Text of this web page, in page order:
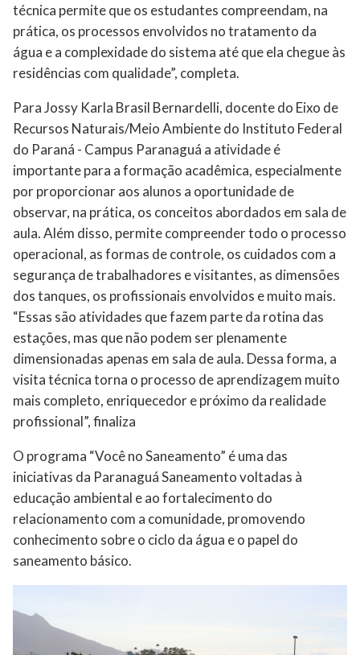
técnica permite que os estudantes compreendam, na
prática, os processos envolvidos no tratamento da
água e a complexidade do sistema até que ela chegue às
residências com qualidade”, completa.
Para Jossy Karla Brasil Bernardelli, docente do Eixo de
Recursos Naturais/Meio Ambiente do Instituto Federal
do Paraná - Campus Paranaguá a atividade é
importante para a formação acadêmica, especialmente
por proporcionar aos alunos a oportunidade de
observar, na prática, os conceitos abordados em sala de
aula. Além disso, permite compreender todo o processo
operacional, as formas de controle, os cuidados com a
segurança de trabalhadores e visitantes, as dimensões
dos tanques, os profissionais envolvidos e muito mais.
“Essas são atividades que fazem parte da rotina das
estações, mas que não podem ser plenamente
dimensionadas apenas em sala de aula. Dessa forma, a
visita técnica torna o processo de aprendizagem muito
mais completo, enriquecedor e próximo da realidade
profissional”, finaliza
O programa “Você no Saneamento” é uma das
iniciativas da Paranaguá Saneamento voltadas à
educação ambiental e ao fortalecimento do
relacionamento com a comunidade, promovendo
conhecimento sobre o ciclo da água e o papel do
saneamento básico.